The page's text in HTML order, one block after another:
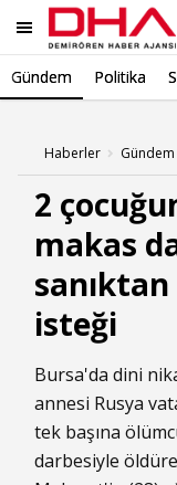
Gündem Politika
Haberler
2
makas
isteği
Bursa'da dini
annesi Rusya
tek başına
darbesiyle